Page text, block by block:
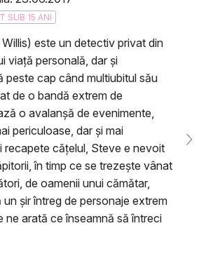
SUB 15 ANI
este un detectiv privat din
viață personală, dar și
peste cap când multiubitul său
de o bandă extrem de
o avalanșă de evenimente,
periculoase, dar și mai
recapete cățelul, Steve e nevoit
în timp ce se trezește vânat
de oamenii unui cămătar,
șir întreg de personaje extrem
ne arată ce înseamnă să întreci